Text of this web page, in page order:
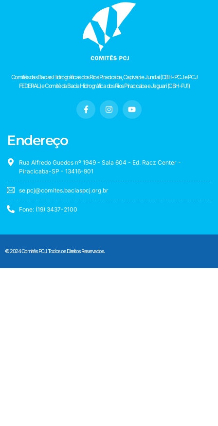
Comitês das Bacias Hidrográficas dos Rios Piracicaba, Capivari e Jundiaí (CBH-PCJ e PCJ
FEDERAL) e Comitê da Bacia Hidrográfica dos Rios Piracicaba e Jaguari (CBH-PJ1)
Endereço
Rua Alfredo Guedes nº 1949 - Sala 604 - Ed. Racz Center -
Piracicaba-SP - 13416-901
se.pcj@comites.baciaspcj.org.br
Fone: (19) 3437-2100
© 2024 Comitês PCJ. Todos os Direitos Reservados.